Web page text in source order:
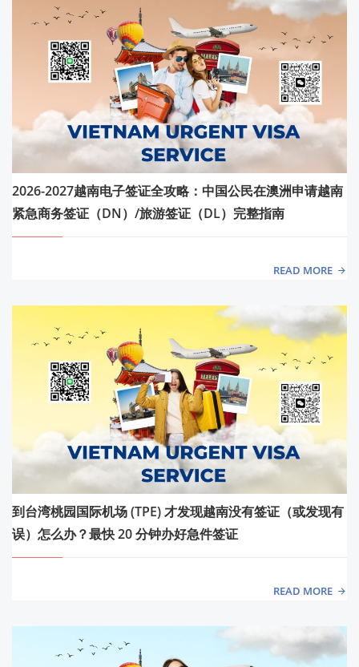
2026-2027越南电子签证全攻略：中国公民在澳洲申请越南
紧急商务签证（DN）/旅游签证（DL）完整指南
READ MORE
到台湾桃园国际机场 (TPE) 才发现越南没有签证（或发现有
误）怎么办？最快 20 分钟办好急件签证
READ MORE